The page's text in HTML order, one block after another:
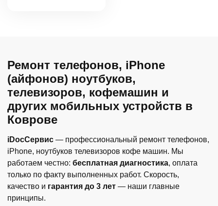
Ремонт телефонов, iPhone
(айфонов) ноутбуков,
телевизоров, кофемашин и
других мобильных устройств в
Коврове
iDocСервис — профессиональный ремонт телефонов,
iPhone, ноутбуков телевизоров кофе машин. Мы
работаем честно: бесплатная диагностика, оплата
только по факту выполненных работ. Скорость,
качество и гарантия до 3 лет — наши главные
принципы.